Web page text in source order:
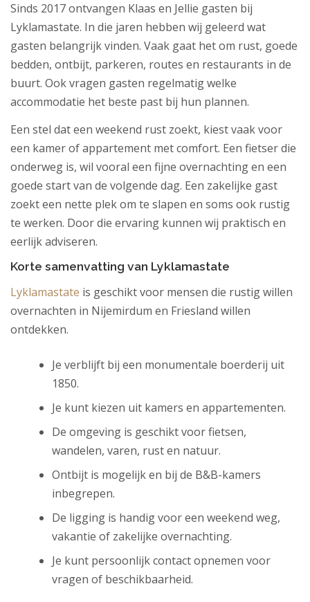
Sinds 2017 ontvangen Klaas en Jellie gasten bij
Lyklamastate. In die jaren hebben wij geleerd wat
gasten belangrijk vinden. Vaak gaat het om rust, goede
bedden, ontbijt, parkeren, routes en restaurants in de
buurt. Ook vragen gasten regelmatig welke
accommodatie het beste past bij hun plannen.
Een stel dat een weekend rust zoekt, kiest vaak voor
een kamer of appartement met comfort. Een fietser die
onderweg is, wil vooral een fijne overnachting en een
goede start van de volgende dag. Een zakelijke gast
zoekt een nette plek om te slapen en soms ook rustig
te werken. Door die ervaring kunnen wij praktisch en
eerlijk adviseren.
Korte samenvatting van Lyklamastate
Lyklamastate is geschikt voor mensen die rustig willen
overnachten in Nijemirdum en Friesland willen
ontdekken.
Je verblijft bij een monumentale boerderij uit
1850.
Je kunt kiezen uit kamers en appartementen.
De omgeving is geschikt voor fietsen,
wandelen, varen, rust en natuur.
Ontbijt is mogelijk en bij de B&B-kamers
inbegrepen.
De ligging is handig voor een weekend weg,
vakantie of zakelijke overnachting.
Je kunt persoonlijk contact opnemen voor
vragen of beschikbaarheid.